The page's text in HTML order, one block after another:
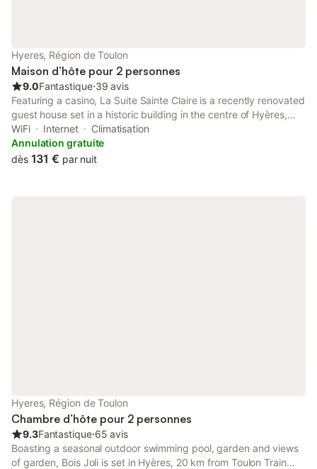
Hyeres, Région de Toulon
Maison d’hôte pour 2 personnes
9.0Fantastique⋅39 avis
Featuring a casino, La Suite Sainte Claire is a recently renovated
guest house set in a historic building in the centre of Hyères,
close to Villa Noailles Art Centre. Featuring garden and city
views, this guest house also has free WiFi.
WiFi Internet
Climatisation
Annulation gratuite
dès 131 € par nuit
Hyeres, Région de Toulon
Chambre d’hôte pour 2 personnes
9.3Fantastique⋅65 avis
Boasting a seasonal outdoor swimming pool, garden and views
of garden, Bois Joli is set in Hyères, 20 km from Toulon Train